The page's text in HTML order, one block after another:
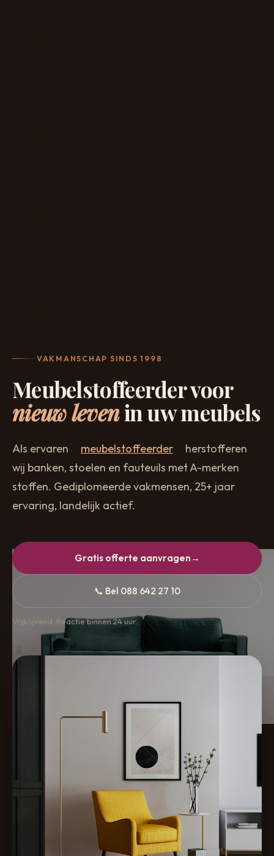
VAKMANSCHAP SINDS 1998
Meubelstoffeerder voor
nieuw levenin uw meubels
Als ervaren meubelstoffeerder
herstofferen
wij banken, stoelen en fauteuils met A-merken
stoffen. Gediplomeerde vakmensen, 25+ jaar
ervaring, landelijk actief.
Gratis offerte aanvragen →
📞 Bel 088 642 27 10
Vrijblijvend. Reactie binnen 24 uur.